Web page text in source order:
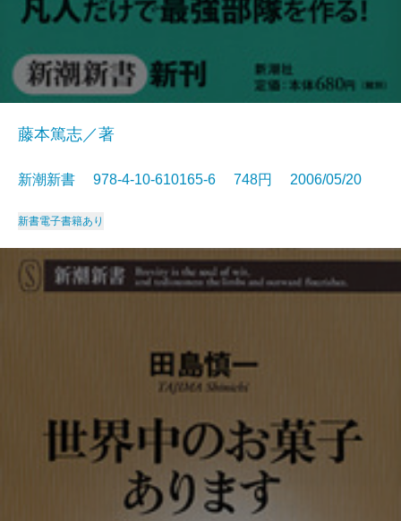
藤本篤志／著
新潮新書 978-4-10-610165-6 748円 2006/05/20
新書電子書籍あり